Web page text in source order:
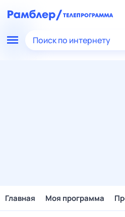
Поиск по интернету
Главная Моя программа